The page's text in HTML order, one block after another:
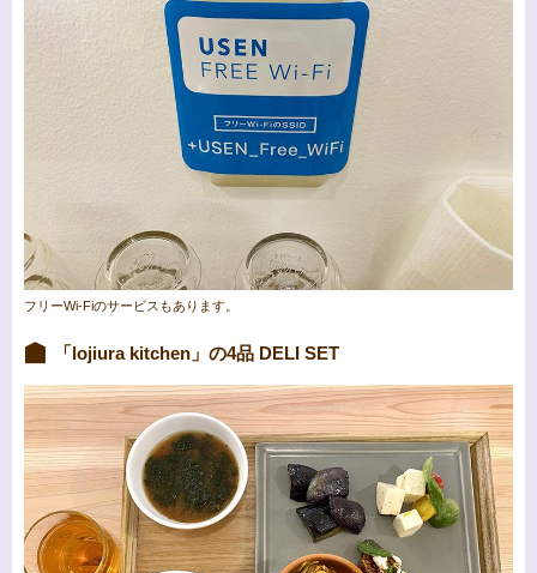
フリーWi-Fiのサービスもあります。
「lojiura kitchen」の4品 DELI SET